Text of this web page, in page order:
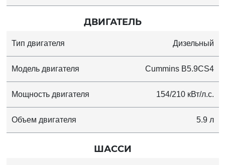
ДВИГАТЕЛЬ
Тип двигателя Дизельный
Модель двигателя Cummins B5.9CS4
Мощность двигателя 154/210 кВт/л.с.
Объем двигателя 5.9 л
ШАССИ